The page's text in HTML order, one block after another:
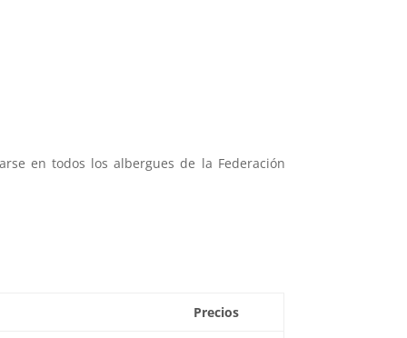
en todos los albergues de la Federación
Precios